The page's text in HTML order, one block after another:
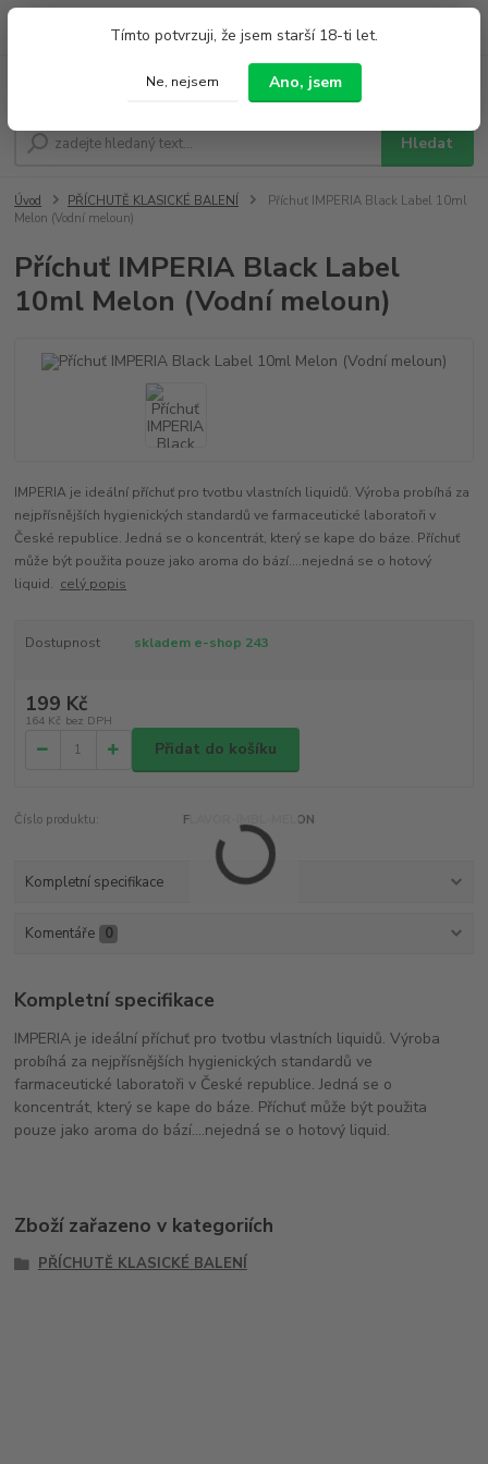
Tímto potvrzuji, že jsem starší 18-ti let.
Ne, nejsem Ano, jsem
Hledat
Po - Pá 9:00 - 19:00 So 9:00 - 14:00
Úvod PŘÍCHUTĚ KLASICKÉ BALENÍ
Příchuť IMPERIA Black Label 10ml
Melon (Vodní meloun)
Příchuť IMPERIA Black Label
10ml Melon (Vodní meloun)
IMPERIA je ideální příchuť pro tvotbu vlastních liquidů. Výroba probíhá za
nejpřísnějších hygienických standardů ve farmaceutické laboratoři v
České republice. Jedná se o koncentrát, který se kape do báze. Příchuť
může být použita pouze jako aroma do bází....nejedná se o hotový
liquid. celý popis
Dostupnost skladem e-shop 243
199 Kč
164 Kč bez DPH
Přidat do košíku
Číslo produktu: FLAVOR-IMBL-MELON
Kompletní specifikace
Komentáře 0
Kompletní specifikace
IMPERIA je ideální příchuť pro tvotbu vlastních liquidů. Výroba
probíhá za nejpřísnějších hygienických standardů ve
farmaceutické laboratoři v České republice. Jedná se o
koncentrát, který se kape do báze. Příchuť může být použita
pouze jako aroma do bází....nejedná se o hotový liquid.
Zboží zařazeno v kategoriích
PŘÍCHUTĚ KLASICKÉ BALENÍ